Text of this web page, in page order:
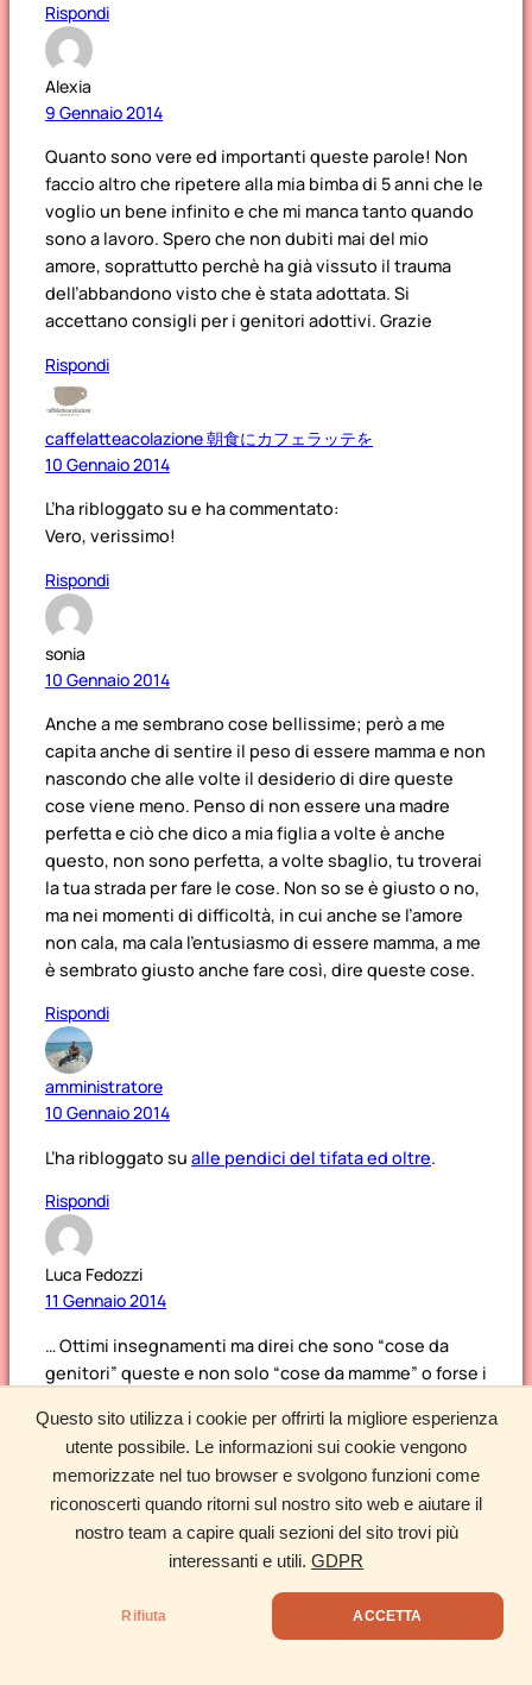
Questo sito utilizza i cookie per offrirti la migliore esperienza
utente possibile. Le informazioni sui cookie vengono
memorizzate nel tuo browser e svolgono funzioni come
riconoscerti quando ritorni sul nostro sito web e aiutare il
nostro team a capire quali sezioni del sito trovi più
interessanti e utili. GDPR
Rifiuta ACCETTA
Rispondi
Alexia
9 Gennaio 2014
Quanto sono vere ed importanti queste parole! Non
faccio altro che ripetere alla mia bimba di 5 anni che le
voglio un bene infinito e che mi manca tanto quando
sono a lavoro. Spero che non dubiti mai del mio
amore, soprattutto perchè ha già vissuto il trauma
dell’abbandono visto che è stata adottata. Si
accettano consigli per i genitori adottivi. Grazie
Rispondi
caffelatteacolazione 朝食にカフェラッテを
10 Gennaio 2014
L’ha ribloggato su e ha commentato:
Vero, verissimo!
Rispondi
sonia
10 Gennaio 2014
Anche a me sembrano cose bellissime; però a me
capita anche di sentire il peso di essere mamma e non
nascondo che alle volte il desiderio di dire queste
cose viene meno. Penso di non essere una madre
perfetta e ciò che dico a mia figlia a volte è anche
questo, non sono perfetta, a volte sbaglio, tu troverai
la tua strada per fare le cose. Non so se è giusto o no,
ma nei momenti di difficoltà, in cui anche se l’amore
non cala, ma cala l’entusiasmo di essere mamma, a me
è sembrato giusto anche fare così, dire queste cose.
Rispondi
amministratore
10 Gennaio 2014
L’ha ribloggato su alle pendici del tifata ed oltre.
Rispondi
Luca Fedozzi
11 Gennaio 2014
… Ottimi insegnamenti ma direi che sono “cose da
genitori” queste e non solo “cose da mamme” o forse i
loro figli cara Mamma Dotty ……..
Rispondi
doroty86
11 Gennaio 2014
“Cose da mamme” è il nome del blog perché io
che ci scrivo sono una mamma e parlo di quello